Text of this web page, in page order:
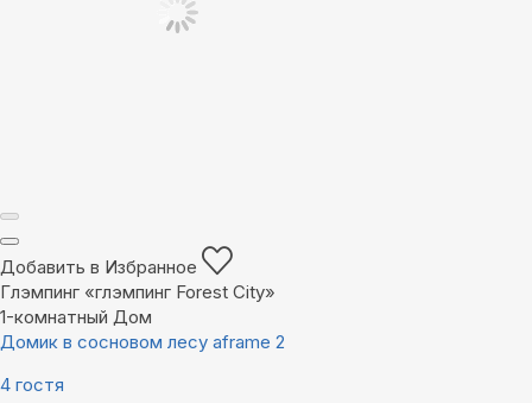
Добавить в Избранное
Глэмпинг «глэмпинг Forest City»
1-комнатный Дом
Домик в сосновом лесу aframe 2
4 гостя